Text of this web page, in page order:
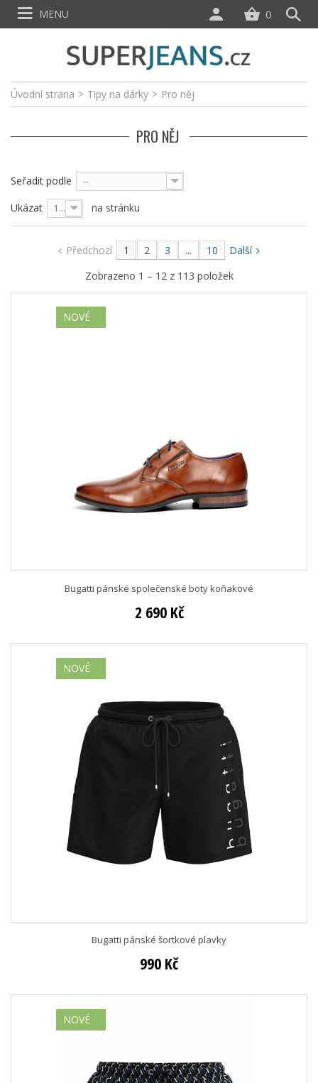
Úvodní strana > Tipy na dárky > Pro něj
PRO NĚJ
Seřadit podle --
Ukázat 12 na stránku
Předchozí 1 2 3 ... 10
Další
Zobrazeno 1 – 12 z 113 položek
NOVÉ
Bugatti pánské společenské boty koňakové
2 690 Kč
NOVÉ
Bugatti pánské šortkové plavky
990 Kč
NOVÉ
0
MENU